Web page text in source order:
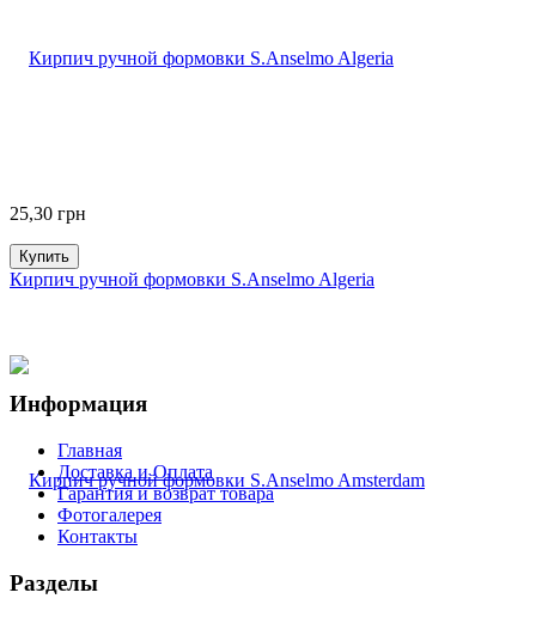
25,30 грн
Купить
Кирпич ручной формовки S.Anselmo Algeria
Информация
Главная
Доставка и Оплата
Гарантия и возврат товара
Фотогалерея
Контакты
Разделы